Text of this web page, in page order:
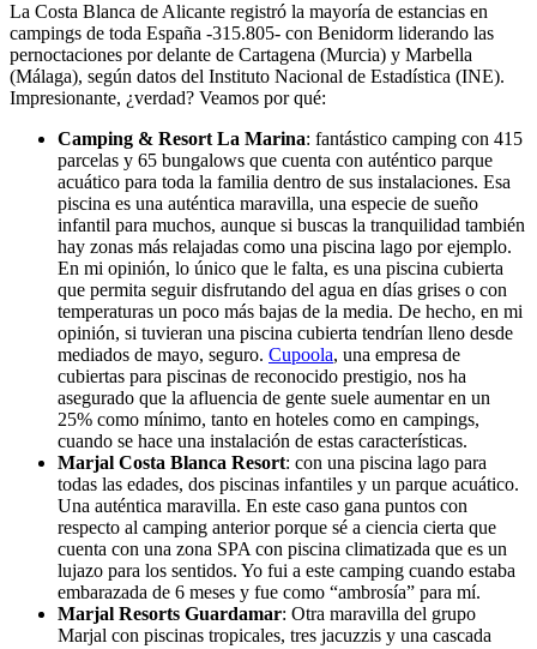
La Costa Blanca de Alicante registró la mayoría de estancias en
campings de toda España -315.805- con Benidorm liderando las
pernoctaciones por delante de Cartagena (Murcia) y Marbella
(Málaga), según datos del Instituto Nacional de Estadística (INE).
Impresionante, ¿verdad? Veamos por qué:
Camping & Resort La Marina: fantástico camping con 415
parcelas y 65 bungalows que cuenta con auténtico parque
acuático para toda la familia dentro de sus instalaciones. Esa
piscina es una auténtica maravilla, una especie de sueño
infantil para muchos, aunque si buscas la tranquilidad también
hay zonas más relajadas como una piscina lago por ejemplo.
En mi opinión, lo único que le falta, es una piscina cubierta
que permita seguir disfrutando del agua en días grises o con
temperaturas un poco más bajas de la media. De hecho, en mi
opinión, si tuvieran una piscina cubierta tendrían lleno desde
mediados de mayo, seguro. Cupoola, una empresa de
cubiertas para piscinas de reconocido prestigio, nos ha
asegurado que la afluencia de gente suele aumentar en un
25% como mínimo, tanto en hoteles como en campings,
cuando se hace una instalación de estas características.
Marjal Costa Blanca Resort: con una piscina lago para
todas las edades, dos piscinas infantiles y un parque acuático.
Una auténtica maravilla. En este caso gana puntos con
respecto al camping anterior porque sé a ciencia cierta que
cuenta con una zona SPA con piscina climatizada que es un
lujazo para los sentidos. Yo fui a este camping cuando estaba
embarazada de 6 meses y fue como “ambrosía” para mí.
Marjal Resorts Guardamar: Otra maravilla del grupo
Marjal con piscinas tropicales, tres jacuzzis y una cascada